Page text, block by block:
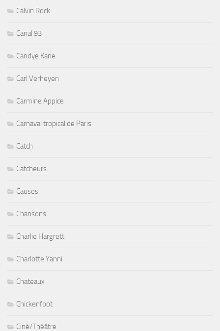
Calvin Rock
Canal 93
Candye Kane
Carl Verheyen
Carmine Appice
Carnaval tropical de Paris
Catch
Catcheurs
Causes
Chansons
Charlie Hargrett
Charlotte Yanni
Chateaux
Chickenfoot
Ciné/Théâtre